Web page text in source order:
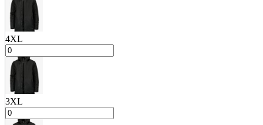
4XL
3XL